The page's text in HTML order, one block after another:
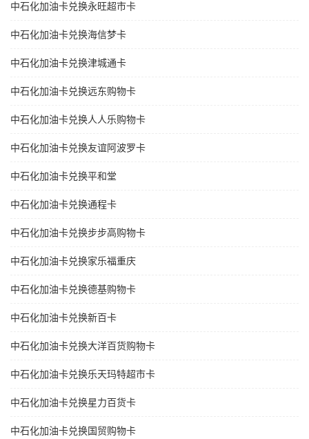
中石化加油卡兑换永旺超市卡
中石化加油卡兑换海信梦卡
中石化加油卡兑换津城通卡
中石化加油卡兑换远东购物卡
中石化加油卡兑换人人乐购物卡
中石化加油卡兑换友谊阿波罗卡
中石化加油卡兑换平和堂
中石化加油卡兑换通程卡
中石化加油卡兑换步步高购物卡
中石化加油卡兑换家乐福重庆
中石化加油卡兑换德基购物卡
中石化加油卡兑换新百卡
中石化加油卡兑换大洋百货购物卡
中石化加油卡兑换乐天玛特超市卡
中石化加油卡兑换星力百货卡
中石化加油卡兑换国贸购物卡